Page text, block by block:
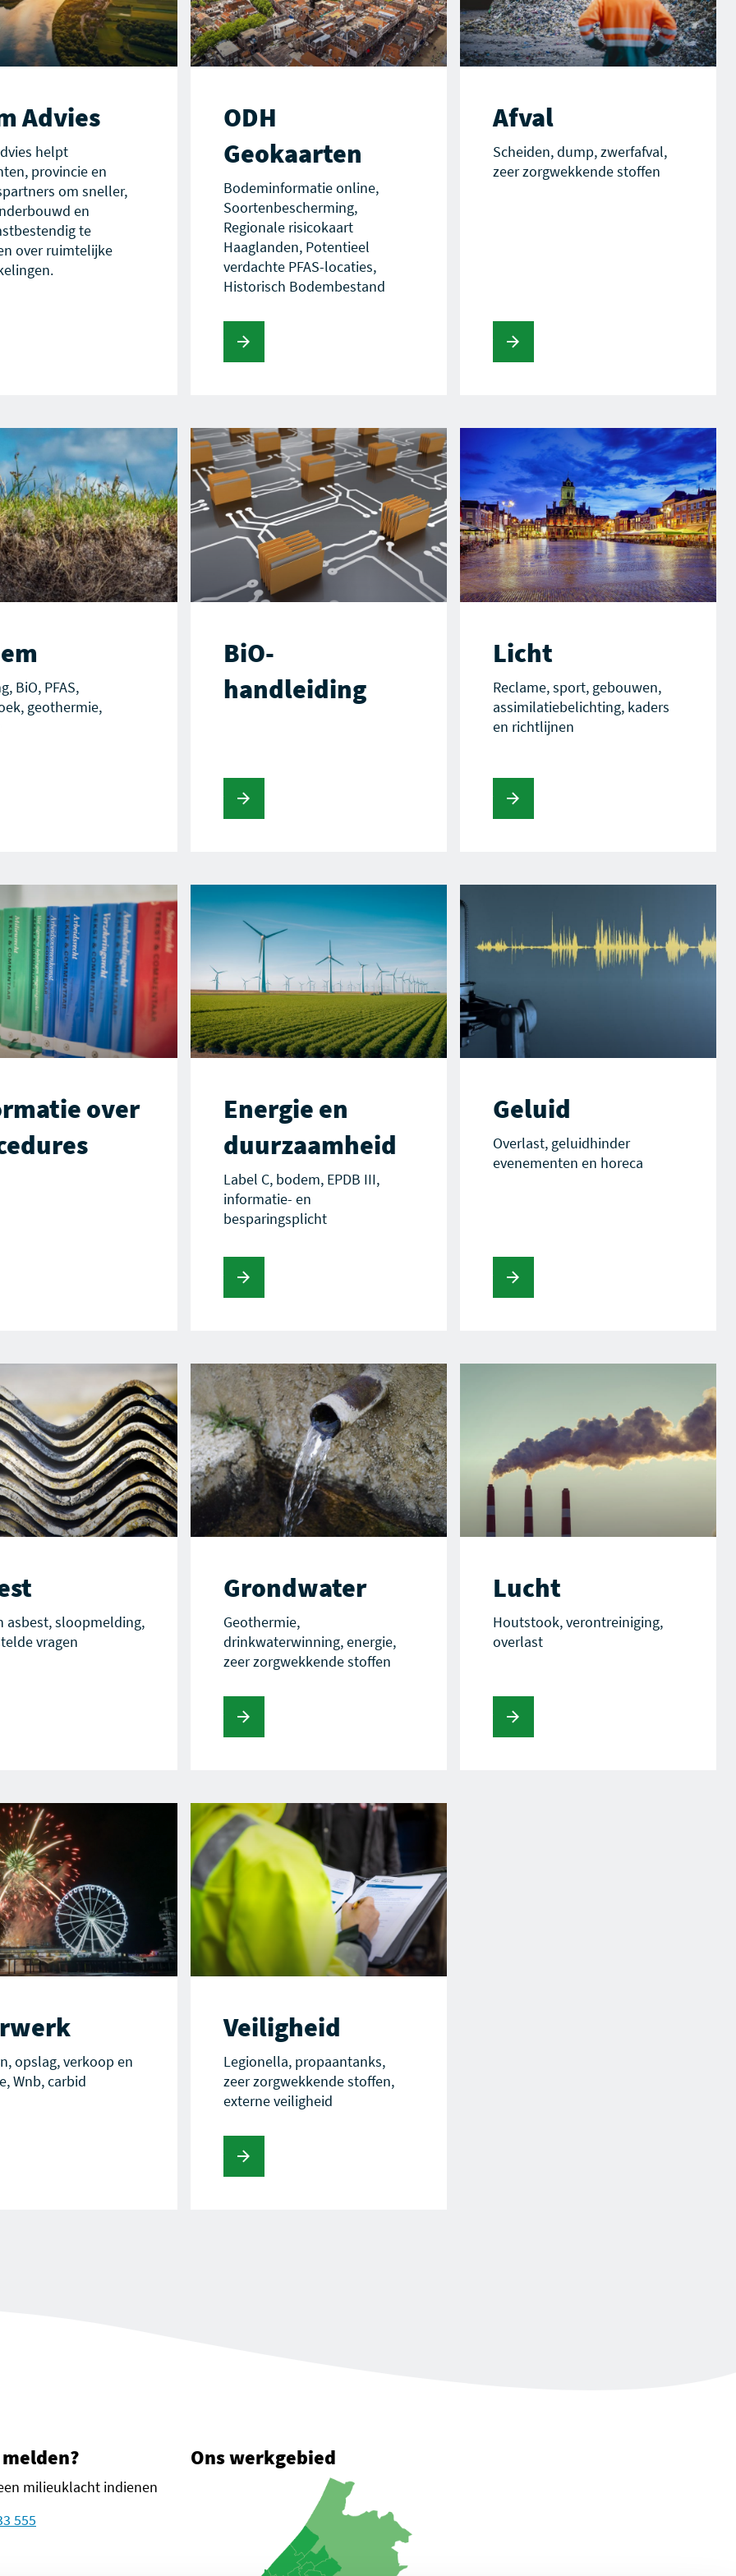
Advies
helpt
provincie en
om sneller,
en
te
over ruimtelijke
ODH
Geokaarten
Bodeminformatie online,
Soortenbescherming,
Regionale risicokaart
Haaglanden, Potentieel
verdachte PFAS-locaties,
Historisch Bodembestand
Afval
Scheiden, dump, zwerfafval,
zeer zorgwekkende stoffen
BiO, PFAS,
geothermie,
BiO-
handleiding
Licht
Reclame, sport, gebouwen,
assimilatiebelichting, kaders
en richtlijnen
over
Energie en
duurzaamheid
Label C, bodem, EPDB III,
informatie- en
besparingsplicht
Geluid
Overlast, geluidhinder
evenementen en horeca
asbest, sloopmelding,
vragen
Grondwater
Geothermie,
drinkwaterwinning, energie,
zeer zorgwekkende stoffen
Lucht
Houtstook, verontreiniging,
overlast
opslag, verkoop en
Wnb, carbid
Veiligheid
Legionella, propaantanks,
zeer zorgwekkende stoffen,
externe veiligheid
milieuklacht indienen
555
Ons werkgebied